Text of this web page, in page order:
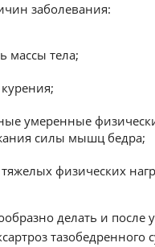
заболевания:
массы тела;
курения;
умеренные
силы мышц бедра;
тяжелых физических
делать и после
тазобедренного